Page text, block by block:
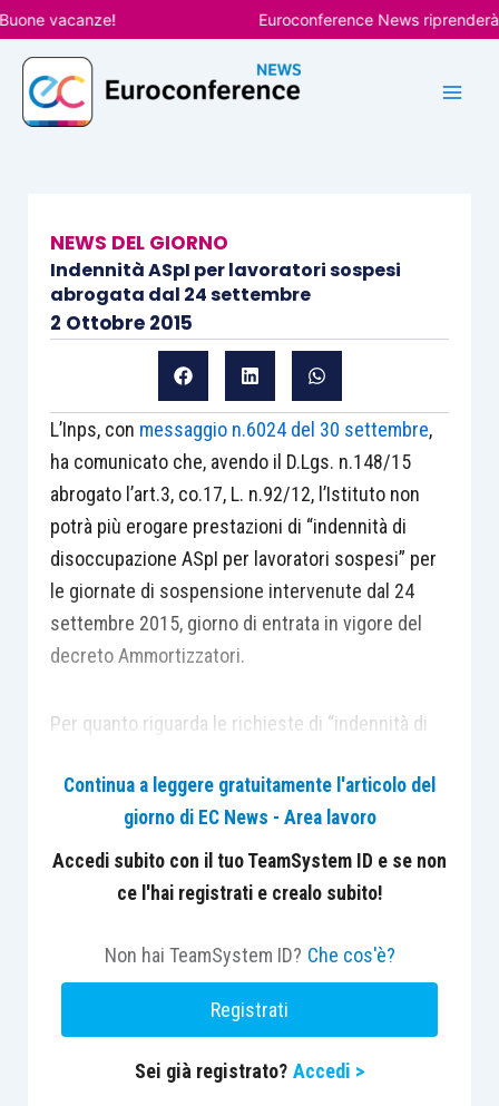
Vai
al
contenuto
vacanze! Euroconference News riprenderà le
NEWS DEL GIORNO
Indennità ASpI per lavoratori sospesi
abrogata dal 24 settembre
2 Ottobre 2015
L’Inps, con messaggio n.6024 del 30 settembre,
ha comunicato che, avendo il D.Lgs. n.148/15
abrogato l’art.3, co.17, L. n.92/12, l’Istituto non
potrà più erogare prestazioni di “indennità di
disoccupazione ASpI per lavoratori sospesi” per
le giornate di sospensione intervenute dal 24
settembre 2015, giorno di entrata in vigore del
decreto Ammortizzatori.
Per quanto riguarda le richieste di “indennità di
periodi che contengono anche le giornate
successive al 23 settembre 2015, la procedura
Inps, ai fini della liquidazione, prenderà
automaticamente in considerazione solo i periodi
L’Istituto precisa inoltre che le richieste di
“indennità di disoccupazione ASpI per lavoratori
non oltre il 12 ottobre 2015.
Continua a leggere gratuitamente l'articolo del
giorno di EC News - Area lavoro
Accedi subito con il tuo TeamSystem ID e se non
ce l'hai registrati e crealo subito!
Non hai TeamSystem ID? Che cos'è?
Registrati
Sei già registrato? Accedi >